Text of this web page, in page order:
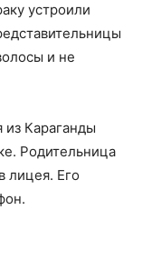
устроили
и не
из Караганды
Родительница
лицея. Его